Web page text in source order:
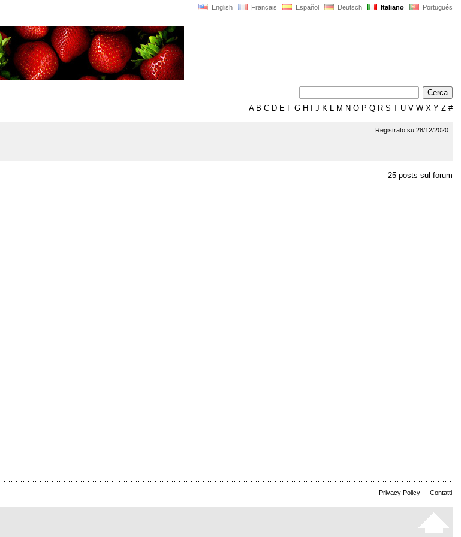
English Français Español Deutsch Italiano Português
AB C D E F G H J K L M N O P Q R S T U V W X Y Z #
Registrato su 28/12/2020
25 posts sul forum
Privacy Policy - Contatti